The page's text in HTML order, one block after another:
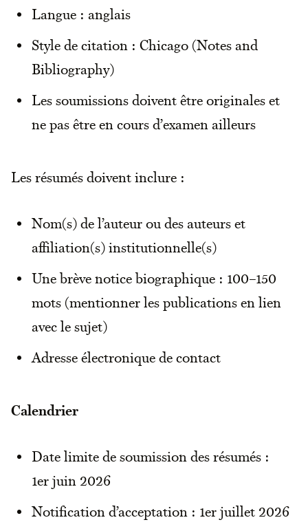
Langue : anglais
Style de citation : Chicago (Notes and
Bibliography)
Les soumissions doivent être originales et
ne pas être en cours d’examen ailleurs
Les résumés doivent inclure :
Nom(s) de l’auteur ou des auteurs et
affiliation(s) institutionnelle(s)
Une brève notice biographique : 100–150
mots (mentionner les publications en lien
avec le sujet)
Adresse électronique de contact
Calendrier
Date limite de soumission des résumés :
1er juin 2026
Notification d’acceptation : 1er juillet 2026